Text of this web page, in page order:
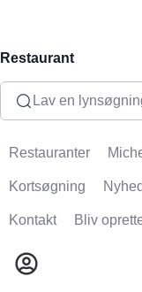
Restaurant
Lav en
Restauranter
Kortsøgning
Kontakt Bliv